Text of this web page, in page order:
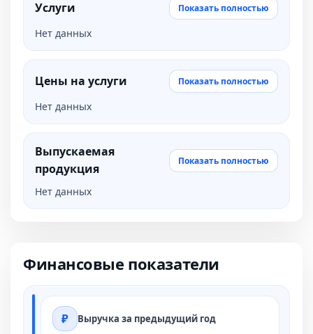
Услуги Показать полностью
Нет данных
Цены на услуги Показать полностью
Нет данных
Выпускаемая
продукция
Показать полностью
Нет данных
Финансовые показатели
Выручка за предыдущий год